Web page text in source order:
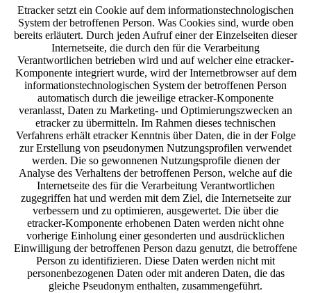
Etracker setzt ein Cookie auf dem informationstechnologischen
System der betroffenen Person. Was Cookies sind, wurde oben
bereits erläutert. Durch jeden Aufruf einer der Einzelseiten dieser
Internetseite, die durch den für die Verarbeitung
Verantwortlichen betrieben wird und auf welcher eine etracker-
Komponente integriert wurde, wird der Internetbrowser auf dem
informationstechnologischen System der betroffenen Person
automatisch durch die jeweilige etracker-Komponente
veranlasst, Daten zu Marketing- und Optimierungszwecken an
etracker zu übermitteln. Im Rahmen dieses technischen
Verfahrens erhält etracker Kenntnis über Daten, die in der Folge
zur Erstellung von pseudonymen Nutzungsprofilen verwendet
werden. Die so gewonnenen Nutzungsprofile dienen der
Analyse des Verhaltens der betroffenen Person, welche auf die
Internetseite des für die Verarbeitung Verantwortlichen
zugegriffen hat und werden mit dem Ziel, die Internetseite zur
verbessern und zu optimieren, ausgewertet. Die über die
etracker-Komponente erhobenen Daten werden nicht ohne
vorherige Einholung einer gesonderten und ausdrücklichen
Einwilligung der betroffenen Person dazu genutzt, die betroffene
Person zu identifizieren. Diese Daten werden nicht mit
personenbezogenen Daten oder mit anderen Daten, die das
gleiche Pseudonym enthalten, zusammengeführt.